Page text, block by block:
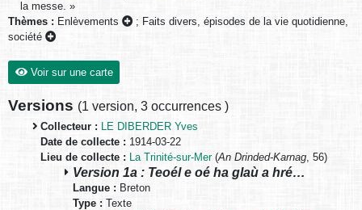
la messe. »
Thèmes : Enlèvements ; Faits divers, épisodes de la vie quotidienne,
société
Voir sur une carte
Versions (1 version, 3 occurrences )
Collecteur : LE DIBERDER Yves
Date de collecte : 1914-03-22
Lieu de collecte : La Trinité-sur-Mer(An Drinded-Karnag, 56)
Version 1a : Teoél e oé ha glaù a hré…
Langue : Breton
Type : Texte